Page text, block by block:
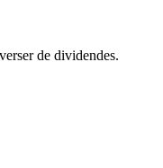
de dividendes.